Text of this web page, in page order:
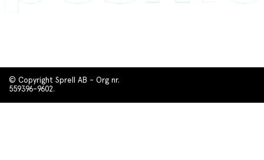
© Copyright Sprell AB - Org nr.
559396-9602.